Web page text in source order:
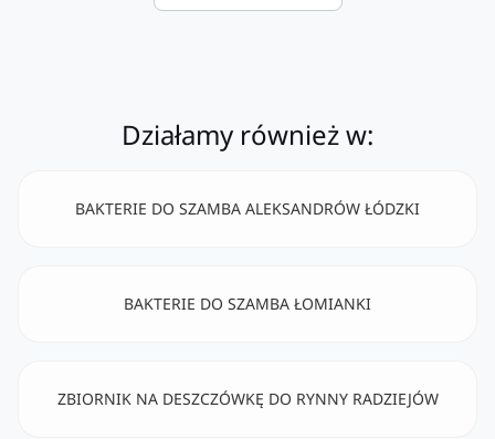
Działamy również w:
BAKTERIE DO SZAMBA ALEKSANDRÓW ŁÓDZKI
BAKTERIE DO SZAMBA ŁOMIANKI
ZBIORNIK NA DESZCZÓWKĘ DO RYNNY RADZIEJÓW